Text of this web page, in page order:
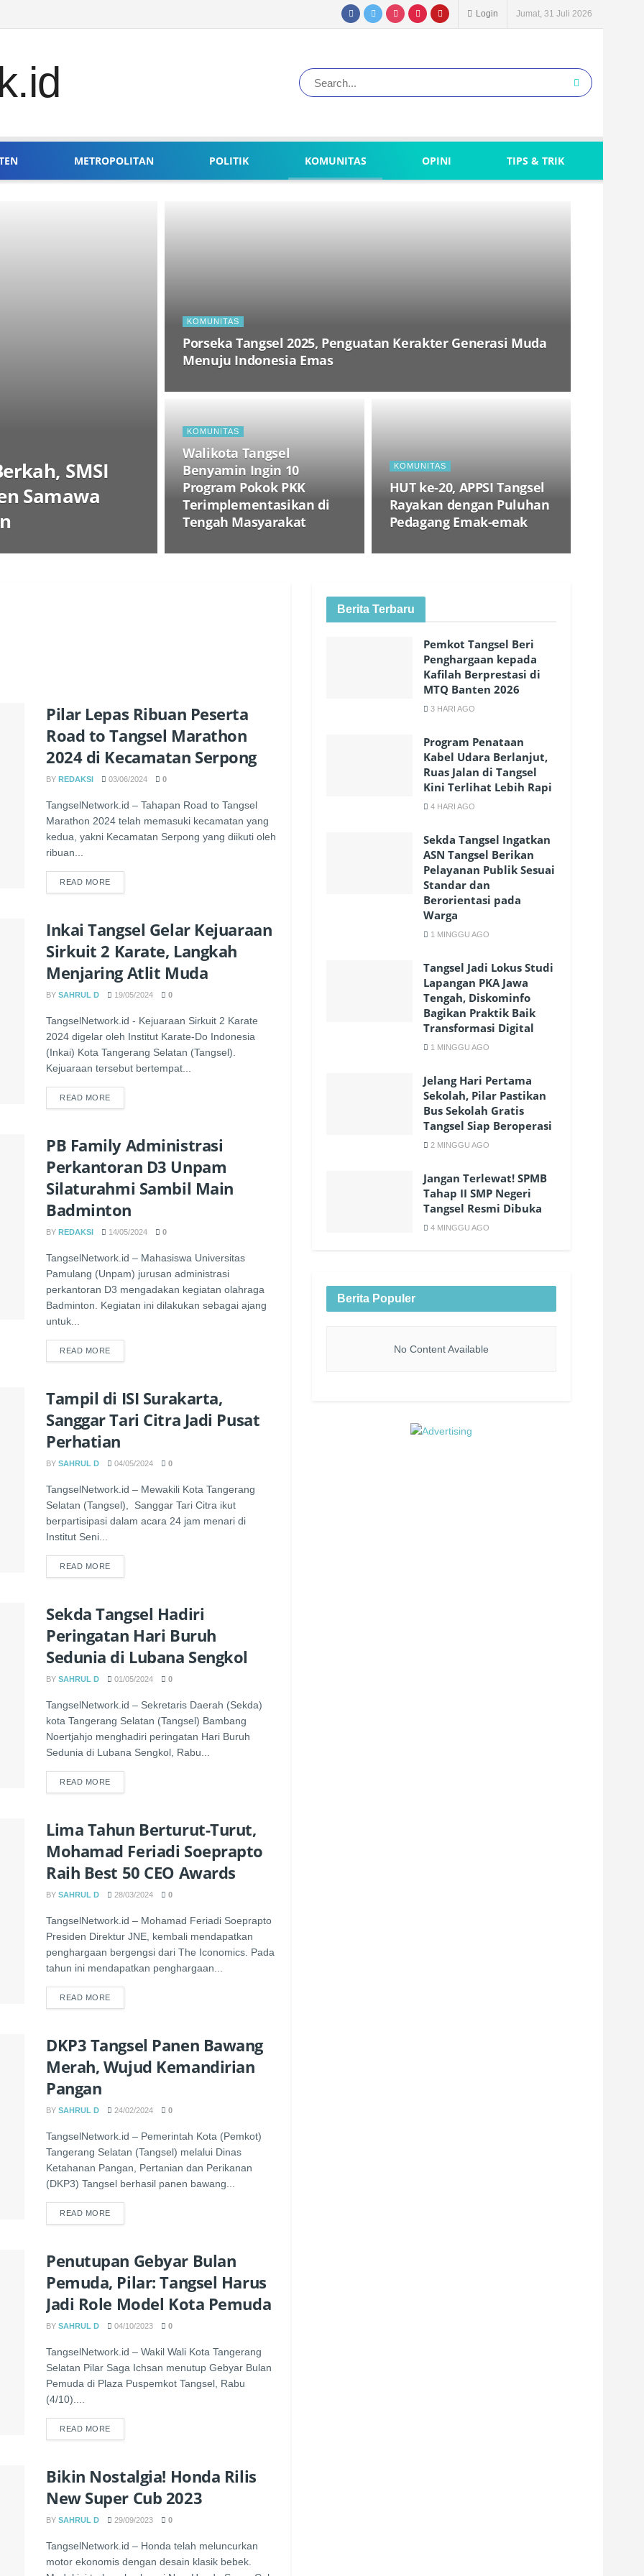
Login Jumat, 31 Juli 2026
METROPOLITAN POLITIK KOMUNITAS OPINI TIPS & TRIK
SMSI
Samawa
KOMUNITAS
Porseka Tangsel 2025, Penguatan Kerakter Generasi Muda
Menuju Indonesia Emas
KOMUNITAS
Walikota Tangsel
Benyamin Ingin 10
Program Pokok PKK
Terimplementasikan di
Tengah Masyarakat
KOMUNITAS
HUT ke-20, APPSI Tangsel
Rayakan dengan Puluhan
Pedagang Emak-emak
Pilar Lepas Ribuan Peserta
Road to Tangsel Marathon
2024 di Kecamatan Serpong
BY REDAKSI 03/06/2024 0
TangselNetwork.id – Tahapan Road to Tangsel
Marathon 2024 telah memasuki kecamatan yang
kedua, yakni Kecamatan Serpong yang diikuti oleh
ribuan...
READ MORE
Inkai Tangsel Gelar Kejuaraan
Sirkuit 2 Karate, Langkah
Menjaring Atlit Muda
BY SAHRUL D 19/05/2024 0
TangselNetwork.id - Kejuaraan Sirkuit 2 Karate
2024 digelar oleh Institut Karate-Do Indonesia
(Inkai) Kota Tangerang Selatan (Tangsel).
Kejuaraan tersebut bertempat...
READ MORE
PB Family Administrasi
Perkantoran D3 Unpam
Silaturahmi Sambil Main
Badminton
BY REDAKSI 14/05/2024 0
TangselNetwork.id – Mahasiswa Universitas
Pamulang (Unpam) jurusan administrasi
perkantoran D3 mengadakan kegiatan olahraga
Badminton. Kegiatan ini dilakukan sebagai ajang
untuk...
READ MORE
Tampil di ISI Surakarta,
Sanggar Tari Citra Jadi Pusat
Perhatian
BY SAHRUL D 04/05/2024 0
TangselNetwork.id – Mewakili Kota Tangerang
Selatan (Tangsel), Sanggar Tari Citra ikut
berpartisipasi dalam acara 24 jam menari di
Institut Seni...
READ MORE
Sekda Tangsel Hadiri
Peringatan Hari Buruh
Sedunia di Lubana Sengkol
BY SAHRUL D 01/05/2024 0
TangselNetwork.id – Sekretaris Daerah (Sekda)
kota Tangerang Selatan (Tangsel) Bambang
Noertjahjo menghadiri peringatan Hari Buruh
Sedunia di Lubana Sengkol, Rabu...
READ MORE
Lima Tahun Berturut-Turut,
Mohamad Feriadi Soeprapto
Raih Best 50 CEO Awards
BY SAHRUL D 28/03/2024 0
TangselNetwork.id – Mohamad Feriadi Soeprapto
Presiden Direktur JNE, kembali mendapatkan
penghargaan bergengsi dari The Iconomics. Pada
tahun ini mendapatkan penghargaan...
READ MORE
DKP3 Tangsel Panen Bawang
Merah, Wujud Kemandirian
Pangan
BY SAHRUL D 24/02/2024 0
TangselNetwork.id – Pemerintah Kota (Pemkot)
Tangerang Selatan (Tangsel) melalui Dinas
Ketahanan Pangan, Pertanian dan Perikanan
(DKP3) Tangsel berhasil panen bawang...
READ MORE
Penutupan Gebyar Bulan
Pemuda, Pilar: Tangsel Harus
Jadi Role Model Kota Pemuda
BY SAHRUL D 04/10/2023 0
TangselNetwork.id – Wakil Wali Kota Tangerang
Selatan Pilar Saga Ichsan menutup Gebyar Bulan
Pemuda di Plaza Puspemkot Tangsel, Rabu
(4/10)....
READ MORE
Bikin Nostalgia! Honda Rilis
New Super Cub 2023
BY SAHRUL D 29/09/2023 0
TangselNetwork.id – Honda telah meluncurkan
motor ekonomis dengan desain klasik bebek.
Berita Terbaru
Pemkot Tangsel Beri
Penghargaan kepada
Kafilah Berprestasi di
MTQ Banten 2026
3 HARI AGO
Program Penataan
Kabel Udara Berlanjut,
Ruas Jalan di Tangsel
Kini Terlihat Lebih Rapi
4 HARI AGO
Sekda Tangsel Ingatkan
ASN Tangsel Berikan
Pelayanan Publik Sesuai
Standar dan
Berorientasi pada
Warga
1 MINGGU AGO
Tangsel Jadi Lokus Studi
Lapangan PKA Jawa
Tengah, Diskominfo
Bagikan Praktik Baik
Transformasi Digital
1 MINGGU AGO
Jelang Hari Pertama
Sekolah, Pilar Pastikan
Bus Sekolah Gratis
Tangsel Siap Beroperasi
2 MINGGU AGO
Jangan Terlewat! SPMB
Tahap II SMP Negeri
Tangsel Resmi Dibuka
4 MINGGU AGO
Berita Populer
No Content Available